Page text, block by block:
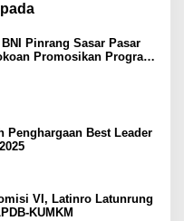
Pinrang Sasar Pasar
Promosikan Program
Penghargaan Best Leader
VI, Latinro Latunrung
KUMKM